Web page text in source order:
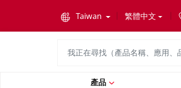
Taiwan
繁體中文
產品